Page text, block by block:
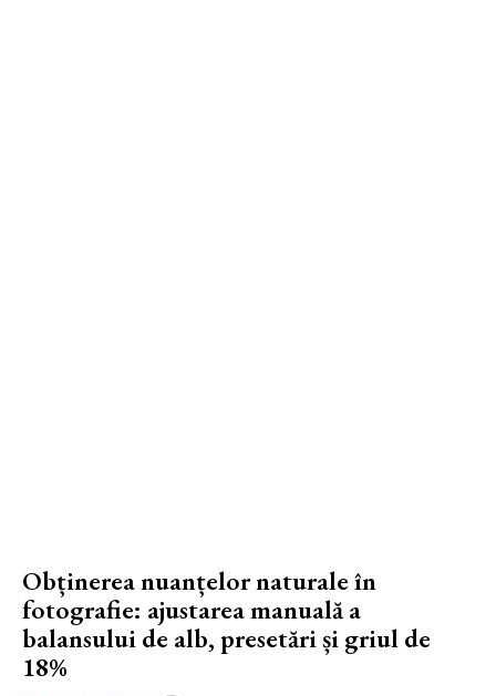
Obținerea nuanțelor naturale în
fotografie: ajustarea manuală a
balansului de alb, presetări și griul de
18%